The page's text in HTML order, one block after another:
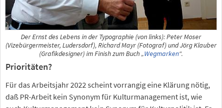
Der Ernst des Lebens in der Typographie (von links): Peter Moser
(Vizebürgermeister, Ludersdorf), Richard Mayr (Fotograf) und Jörg Klauber
(Grafikdesigner) im Finish zum Buch „Wegmarken“.
Prioritäten?
Für das Arbeitsjahr 2022 scheint vorrangig eine Klärung nötig,
daß PR-Arbeit kein Synonym für Kulturmanagement ist, wie